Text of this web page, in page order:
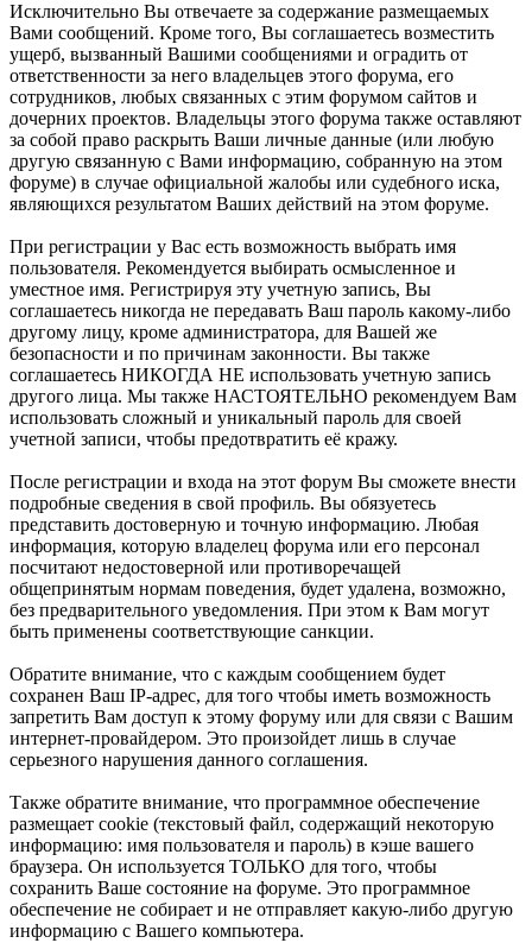
Исключительно Вы отвечаете за содержание размещаемых
Вами сообщений. Кроме того, Вы соглашаетесь возместить
ущерб, вызванный Вашими сообщениями и оградить от
ответственности за него владельцев этого форума, его
сотрудников, любых связанных с этим форумом сайтов и
дочерних проектов. Владельцы этого форума также оставляют
за собой право раскрыть Ваши личные данные (или любую
другую связанную с Вами информацию, собранную на этом
форуме) в случае официальной жалобы или судебного иска,
являющихся результатом Ваших действий на этом форуме.
При регистрации у Вас есть возможность выбрать имя
пользователя. Рекомендуется выбирать осмысленное и
уместное имя. Регистрируя эту учетную запись, Вы
соглашаетесь никогда не передавать Ваш пароль какому-либо
другому лицу, кроме администратора, для Вашей же
безопасности и по причинам законности. Вы также
соглашаетесь НИКОГДА НЕ использовать учетную запись
другого лица. Мы также НАСТОЯТЕЛЬНО рекомендуем Вам
использовать сложный и уникальный пароль для своей
учетной записи, чтобы предотвратить её кражу.
После регистрации и входа на этот форум Вы сможете внести
подробные сведения в свой профиль. Вы обязуетесь
представить достоверную и точную информацию. Любая
информация, которую владелец форума или его персонал
посчитают недостоверной или противоречащей
общепринятым нормам поведения, будет удалена, возможно,
без предварительного уведомления. При этом к Вам могут
быть применены соответствующие санкции.
Обратите внимание, что с каждым сообщением будет
сохранен Ваш IP-адрес, для того чтобы иметь возможность
запретить Вам доступ к этому форуму или для связи с Вашим
интернет-провайдером. Это произойдет лишь в случае
серьезного нарушения данного соглашения.
Также обратите внимание, что программное обеспечение
размещает cookie (текстовый файл, содержащий некоторую
информацию: имя пользователя и пароль) в кэше вашего
браузера. Он используется ТОЛЬКО для того, чтобы
сохранить Ваше состояние на форуме. Это программное
обеспечение не собирает и не отправляет какую-либо другую
информацию с Вашего компьютера.